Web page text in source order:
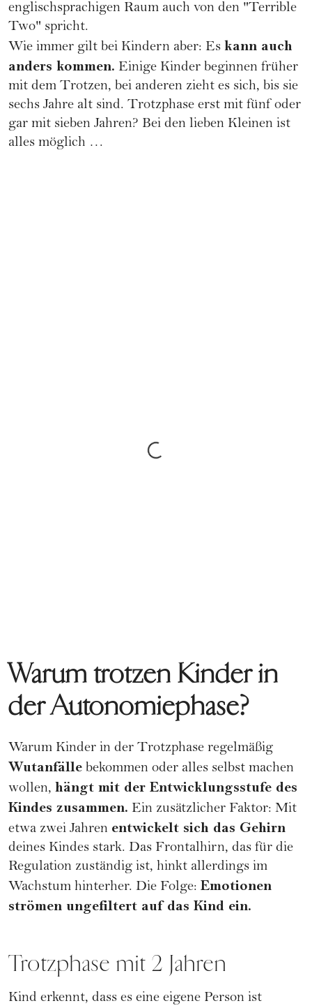
englischsprachigen Raum auch von den "Terrible
Two" spricht.
Wie immer gilt bei Kindern aber: Es kann auch
anders kommen. Einige Kinder beginnen früher
mit dem Trotzen, bei anderen zieht es sich, bis sie
sechs Jahre alt sind. Trotzphase erst mit fünf oder
gar mit sieben Jahren? Bei den lieben Kleinen ist
alles möglich …
Warum trotzen Kinder in
der Autonomiephase?
Warum Kinder in der Trotzphase regelmäßig
Wutanfälle bekommen oder alles selbst machen
wollen, hängt mit der Entwicklungsstufe des
Kindes zusammen. Ein zusätzlicher Faktor: Mit
etwa zwei Jahren entwickelt sich das Gehirn
deines Kindes stark. Das Frontalhirn, das für die
Regulation zuständig ist, hinkt allerdings im
Wachstum hinterher. Die Folge: Emotionen
strömen ungefiltert auf das Kind ein.
Trotzphase mit 2 Jahren
Kind erkennt, dass es eine eigene Person ist